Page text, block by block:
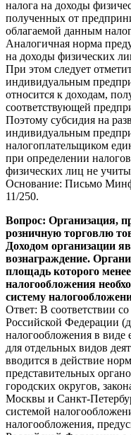
налога на доходы
полученных от
облагаемой данным
Аналогичная норма
на доходы физических
При этом следует
индивидуальным
относится к доходам,
соответствующей
Поэтому субсидия на
индивидуальным
налогоплательщиком
при определении
физических лиц не
Основание: Письмо
11/250.
Вопрос: Организация,
розничную торговлю
Доходом организации
вознаграждение.
площадь которого
налогообложения
систему
Ответ: В соответствии
Российской Федерации
налогообложения в виде
для отдельных видов
вводится в действие
представительных
городских округов,
Москвы и Санкт-
системой
налогообложения,